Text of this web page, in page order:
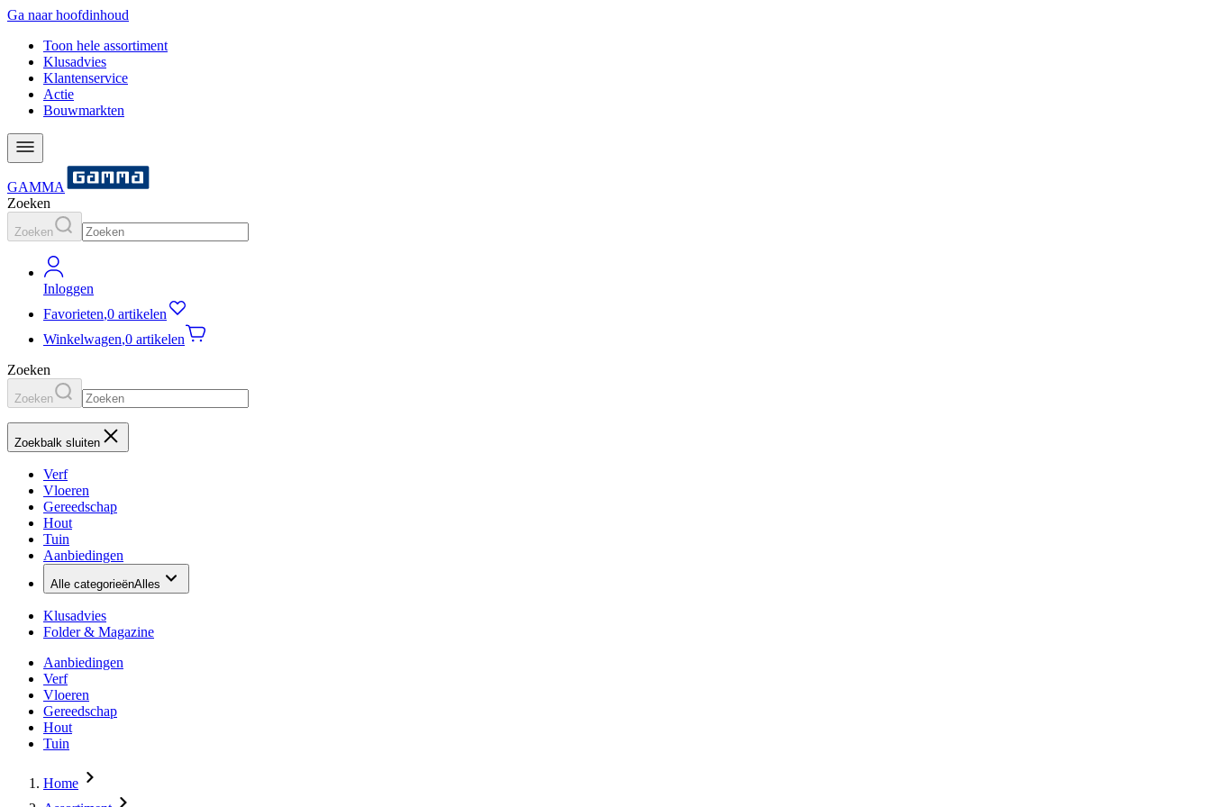
Ga naar hoofdinhoud
Toon hele assortiment
Klusadvies
Klantenservice
Actie
Bouwmarkten
GAMMA
Zoeken
Zoeken
Inloggen
Favorieten,0 artikelen
Winkelwagen,0 artikelen
Zoeken
Zoeken
Zoekbalk sluiten
Verf
Vloeren
Gereedschap
Hout
Tuin
Aanbiedingen
Alle categorieënAlles
Klusadvies
Folder & Magazine
Aanbiedingen
Verf
Vloeren
Gereedschap
Hout
Tuin
Home